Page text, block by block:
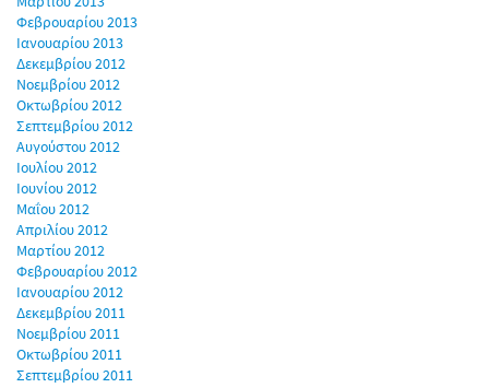
Φεβρουαρίου 2013
Ιανουαρίου 2013
Δεκεμβρίου 2012
Νοεμβρίου 2012
Οκτωβρίου 2012
Σεπτεμβρίου 2012
Αυγούστου 2012
Ιουλίου 2012
Ιουνίου 2012
Μαΐου 2012
Απριλίου 2012
Μαρτίου 2012
Φεβρουαρίου 2012
Ιανουαρίου 2012
Δεκεμβρίου 2011
Νοεμβρίου 2011
Οκτωβρίου 2011
Σεπτεμβρίου 2011